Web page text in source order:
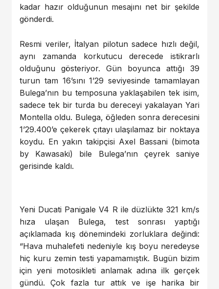
kadar hazır olduğunun mesajını net bir şekilde
gönderdi.
Resmi veriler, İtalyan pilotun sadece hızlı değil,
aynı zamanda korkutucu derecede istikrarlı
olduğunu gösteriyor. Gün boyunca attığı 39
turun tam 16’sını 1’29 seviyesinde tamamlayan
Bulega’nın bu temposuna yaklaşabilen tek isim,
sadece tek bir turda bu dereceyi yakalayan Yari
Montella oldu. Bulega, öğleden sonra derecesini
1’29.400’e çekerek çıtayı ulaşılamaz bir noktaya
koydu. En yakın takipçisi Axel Bassani (bimota
by Kawasaki) bile Bulega’nın çeyrek saniye
gerisinde kaldı.
Yeni Ducati Panigale V4 R ile düzlükte 321 km/s
hıza ulaşan Bulega, test sonrası yaptığı
açıklamada kış dönemindeki zorluklara değindi:
“Hava muhalefeti nedeniyle kış boyu neredeyse
hiç kuru zemin testi yapamamıştık. Bugün bizim
için yeni motosikleti anlamak adına ilk gerçek
gündü. Çok fazla tur attık ve işe harika bir